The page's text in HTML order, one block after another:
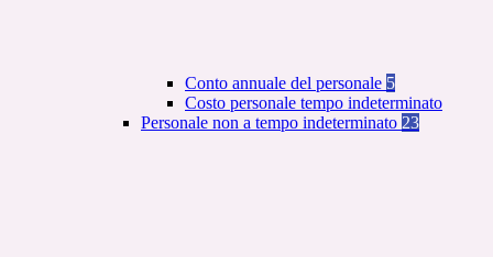
Conto annuale del personale 5
Costo personale tempo indeterminato
Personale non a tempo indeterminato 23